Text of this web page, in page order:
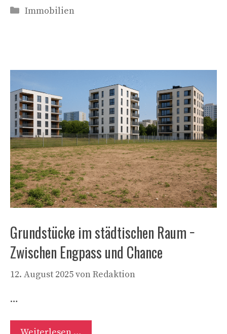
Kategorien
Immobilien
Grundstücke im städtischen Raum −
Zwischen Engpass und Chance
12. August 2025vonRedaktion
…